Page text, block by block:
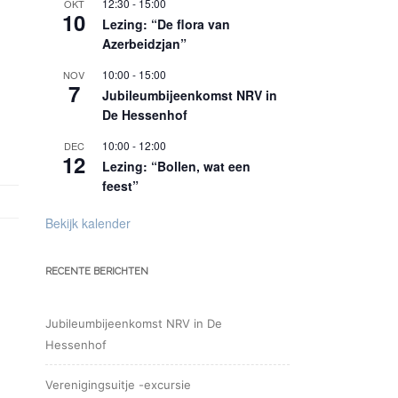
OKT
10
12:30 - 15:00
Lezing: “De flora van
Azerbeidzjan”
NOV
7
10:00 - 15:00
Jubileumbijeenkomst NRV in
De Hessenhof
DEC
12
10:00 - 12:00
Lezing: “Bollen, wat een
feest”
Bekijk kalender
RECENTE BERICHTEN
Jubileumbijeenkomst NRV in De
Hessenhof
Verenigingsuitje -excursie